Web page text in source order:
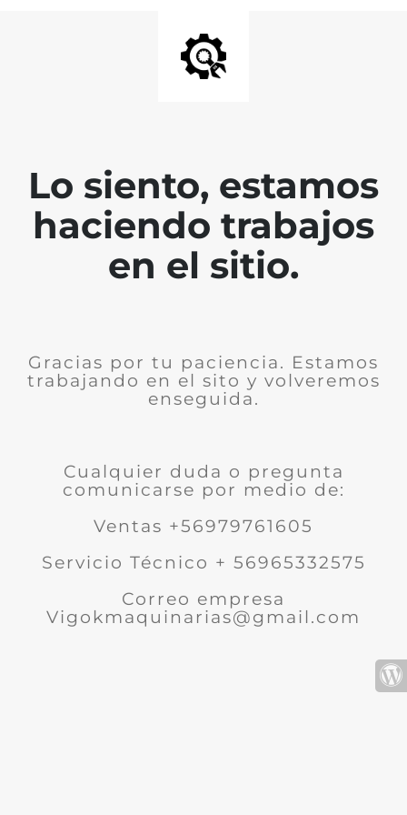
Lo siento, estamos
haciendo trabajos
en el sitio.
Gracias por tu paciencia. Estamos
trabajando en el sito y volveremos
enseguida.
Cualquier duda o pregunta
comunicarse por medio de:
Ventas +56979761605
Servicio Técnico + 56965332575
Correo empresa
Vigokmaquinarias@gmail.com